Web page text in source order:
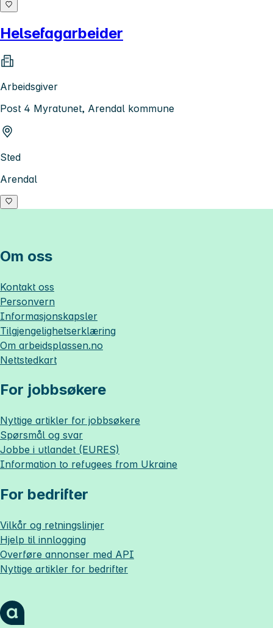
Helsefagarbeider
Arbeidsgiver
Post 4 Myratunet, Arendal kommune
Sted
Arendal
Om oss
Kontakt oss
Personvern
Informasjonskapsler
Tilgjengelighetserklæring
Om arbeidsplassen.no
Nettstedkart
For jobbsøkere
Nyttige artikler for jobbsøkere
Spørsmål og svar
Jobbe i utlandet (EURES)
Information to refugees from Ukraine
For bedrifter
Vilkår og retningslinjer
Hjelp til innlogging
Overføre annonser med API
Nyttige artikler for bedrifter